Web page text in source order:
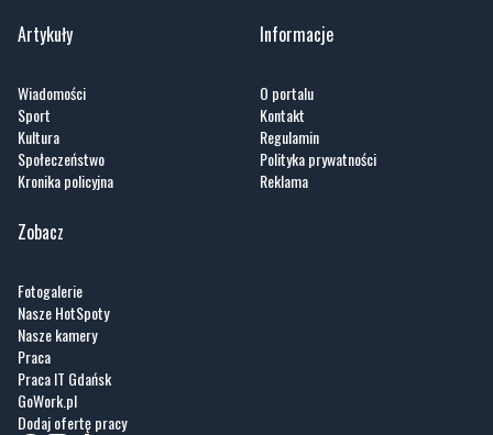
Artykuły
Wiadomości
Sport
Kultura
Społeczeństwo
Kronika policyjna
Informacje
O portalu
Kontakt
Regulamin
Polityka prywatności
Reklama
Zobacz
Fotogalerie
Nasze HotSpoty
Nasze kamery
Praca
Praca IT Gdańsk
GoWork.pl
Dodaj ofertę pracy